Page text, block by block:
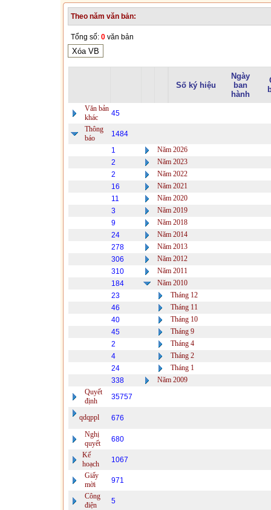
Theo năm văn bản:
Tổng số: 0 văn bản
Số ký hiệu
Ngày
ban
hành
Văn bản
khác
45
Thông
báo
1484
1
Năm 2026
2
Năm 2023
2
Năm 2022
16
Năm 2021
11
Năm 2020
3
Năm 2019
9
Năm 2018
24
Năm 2014
278
Năm 2013
306
Năm 2012
310
Năm 2011
184
Năm 2010
23
Tháng 12
46
Tháng 11
40
Tháng 10
45
Tháng 9
2
Tháng 4
4
Tháng 2
24
Tháng 1
338
Năm 2009
Quyết
định
35757
qdqppl
676
Nghị
quyết
680
Kế
hoạch
1067
Giấy
mời
971
Công
điện
5